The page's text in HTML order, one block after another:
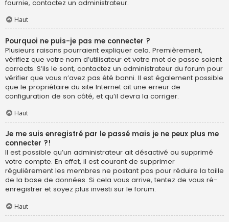
fournie, contactez un administrateur.
Haut
Pourquoi ne puis-je pas me connecter ?
Plusieurs raisons pourraient expliquer cela. Premièrement,
vérifiez que votre nom d’utilisateur et votre mot de passe soient
corrects. S’ils le sont, contactez un administrateur du forum pour
vérifier que vous n’avez pas été banni. Il est également possible
que le propriétaire du site Internet ait une erreur de
configuration de son côté, et qu’il devra la corriger.
Haut
Je me suis enregistré par le passé mais je ne peux plus me
connecter ?!
Il est possible qu’un administrateur ait désactivé ou supprimé
votre compte. En effet, il est courant de supprimer
régulièrement les membres ne postant pas pour réduire la taille
de la base de données. Si cela vous arrive, tentez de vous ré-
enregistrer et soyez plus investi sur le forum.
Haut